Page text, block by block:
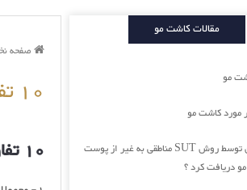
صفحه
10 تفاوت مهم تزریق چربی و تزریق ژل
10 تفاوت مهم تزریق چربی و تزریق ژل
مقالات کاشت مو
مو
مورد کاشت مو
آیا می توان توسط روش SUT مناطقی به غیر از پوست
دریافت کرد ؟